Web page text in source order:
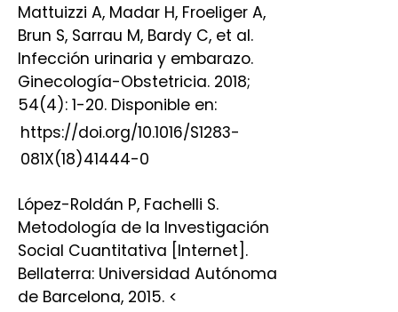
Mattuizzi A, Madar H, Froeliger A,
Brun S, Sarrau M, Bardy C, et al.
Infección urinaria y embarazo.
Ginecología-Obstetricia. 2018;
54(4): 1-20. Disponible en:
https://doi.org/10.1016/S1283-
081X(18)41444-0
López-Roldán P, Fachelli S.
Metodología de la Investigación
Social Cuantitativa [Internet].
Bellaterra: Universidad Autónoma
de Barcelona, 2015. <